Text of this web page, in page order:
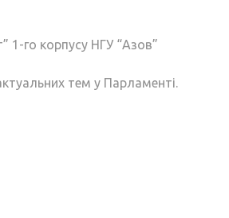
1-го корпусу НГУ “Азов”
тем у Парламенті.